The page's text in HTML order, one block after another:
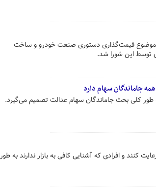
موضوع قیمت‌گذاری دستوری صنعت خودرو و ساخت
توسط این شورا شد.
جاماندگان سهام دارد
طور کلی بحث جاماندگان سهام عدالت تصمیم می‌گیرد.
و افرادی که آشنایی کافی به بازار ندارند به طور